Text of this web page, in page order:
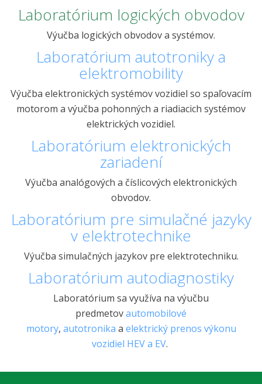
Laboratórium logických obvodov
Výučba logických obvodov a systémov.
Laboratórium autotroniky a
elektromobility
Výučba elektronických systémov vozidiel so spaľovacím
motorom a výučba pohonných a riadiacich systémov
elektrických vozidiel.
Laboratórium elektronických
zariadení
Výučba analógových a číslicových elektronických
obvodov.
Laboratórium pre simulačné jazyky
v elektrotechnike
Výučba simulačných jazykov pre elektrotechniku.
Laboratórium autodiagnostiky
Laboratórium sa využíva na výučbu
predmetovautomobilové
motory, autotronika a elektrický prenos výkonu
vozidiel HEV a EV.